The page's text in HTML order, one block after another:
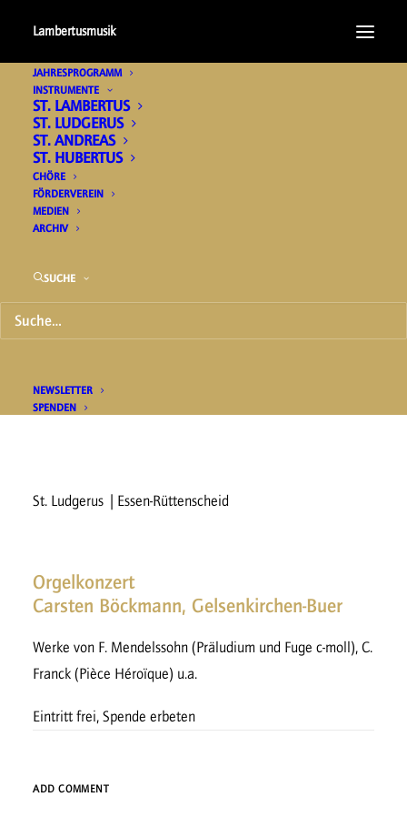
Lambertusmusik
JAHRESPROGRAMM
INSTRUMENTE
ST. LAMBERTUS
ST. LUDGERUS
ST. ANDREAS
ST. HUBERTUS
CHÖRE
FÖRDERVEREIN
MEDIEN
ARCHIV
SUCHE
NEWSLETTER
SPENDEN
Freitag | 30. Juni 2023 |
St. Ludgerus | Essen-Rüttenscheid
Orgelkonzert
Carsten Böckmann, Gelsenkirchen-Buer
Werke von F. Mendelssohn (Präludium und Fuge c-moll), C.
Franck (Pièce Héroïque) u.a.
Eintritt frei, Spende erbeten
ADD COMMENT